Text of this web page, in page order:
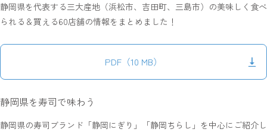
静岡県を代表する三大産地（浜松市、吉田町、三島市）の美味しく食べ
られる＆買える60店舗の情報をまとめました！
PDF（10 MB）
静岡県を寿司で味わう
静岡県の寿司ブランド「静岡にぎり」「静岡ちらし」を中心にご紹介し